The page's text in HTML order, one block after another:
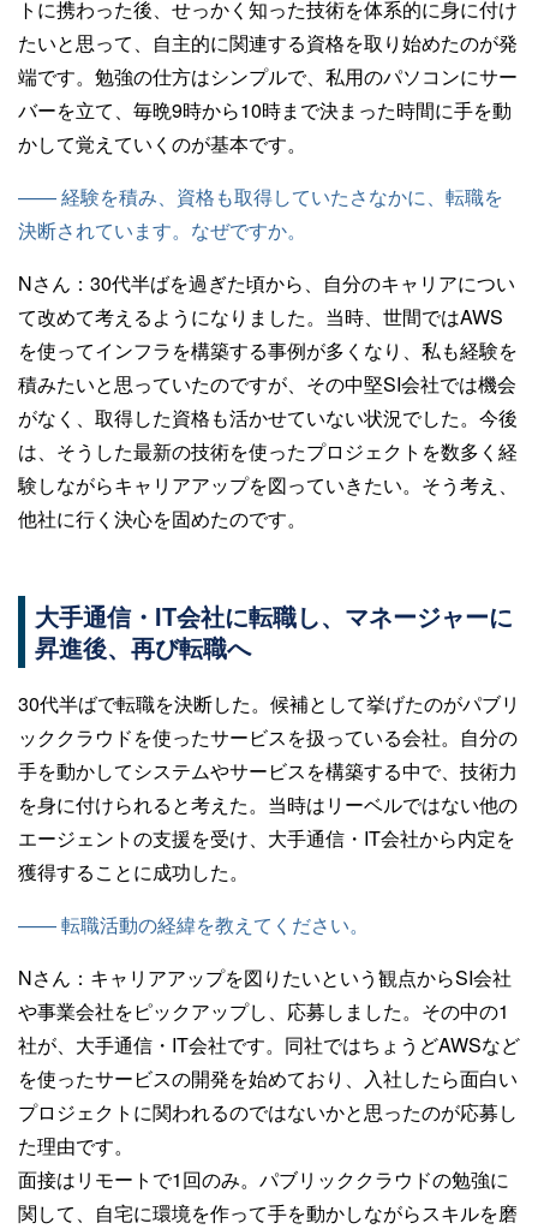
トに携わった後、せっかく知った技術を体系的に身に付け
たいと思って、自主的に関連する資格を取り始めたのが発
端です。勉強の仕方はシンプルで、私用のパソコンにサー
バーを立て、毎晩9時から10時まで決まった時間に手を動
かして覚えていくのが基本です。
—— 経験を積み、資格も取得していたさなかに、転職を
決断されています。なぜですか。
Nさん： 30代半ばを過ぎた頃から、自分のキャリアについ
て改めて考えるようになりました。当時、世間ではAWS
を使ってインフラを構築する事例が多くなり、私も経験を
積みたいと思っていたのですが、その中堅SI会社では機会
がなく、取得した資格も活かせていない状況でした。今後
は、そうした最新の技術を使ったプロジェクトを数多く経
験しながらキャリアアップを図っていきたい。そう考え、
他社に行く決心を固めたのです。
大手通信・IT会社に転職し、マネージャーに
昇進後、再び転職へ
30代半ばで転職を決断した。候補として挙げたのがパブリ
ッククラウドを使ったサービスを扱っている会社。自分の
手を動かしてシステムやサービスを構築する中で、技術力
を身に付けられると考えた。当時はリーベルではない他の
エージェントの支援を受け、大手通信・IT会社から内定を
獲得することに成功した。
—— 転職活動の経緯を教えてください。
Nさん： キャリアアップを図りたいという観点からSI会社
や事業会社をピックアップし、応募しました。その中の1
社が、大手通信・IT会社です。同社ではちょうどAWSなど
を使ったサービスの開発を始めており、入社したら面白い
プロジェクトに関われるのではないかと思ったのが応募し
た理由です。
面接はリモートで1回のみ。パブリッククラウドの勉強に
関して、自宅に環境を作って手を動かしながらスキルを磨